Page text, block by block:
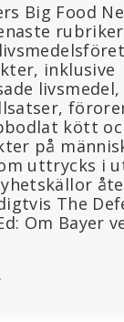
Big Food
inklusive
livsmedel,
kött
på
uttrycks i
The
Om Bayer